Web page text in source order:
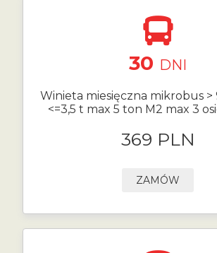
30 DNI
Winieta miesięczna mikrobus >
<=3,5 t max 5 ton M2 max 3
369 PLN
ZAMÓW